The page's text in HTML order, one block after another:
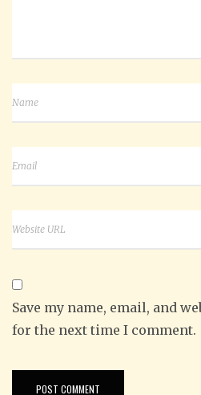
Save my name, email, and
for the next time I comment.